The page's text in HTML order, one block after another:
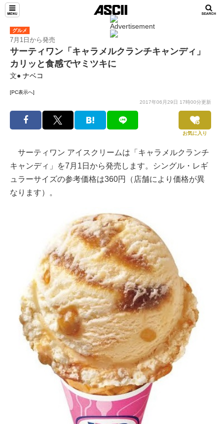
グルメ
7月1日から発売
サーティワン「キャラメルクランチキャンディ」
カリッと食感でヤミツキに
文● ナベコ
[PC表示へ]
2017年06月29日 17時00分更新
お気に入り
サーティワン アイスクリームは「キャラメルクランチ
キャンディ」を7月1日から発売します。シングル・レギ
ュラーサイズの参考価格は360円（店舗により価格が異
なります）。